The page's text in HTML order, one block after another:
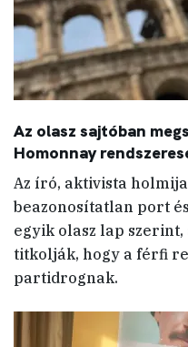
Az olasz sajtóban
Homonnay
Az író, aktivista
beazonosítatlan port
egyik olasz lap
titkolják, hogy a férfi
partidrognak.